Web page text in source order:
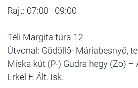
Rajt: 07:00 - 09:00
Téli Margita túra 12
Útvonal: Gödöllő- Máriabesnyő,
Miska kút (P-) Gudra hegy (Zo) –
Erkel F. Ált. Isk.